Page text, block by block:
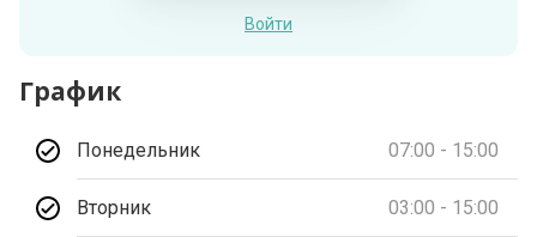
Войти
График
Понедельник 07:00 - 15:00
Вторник 03:00 - 15:00